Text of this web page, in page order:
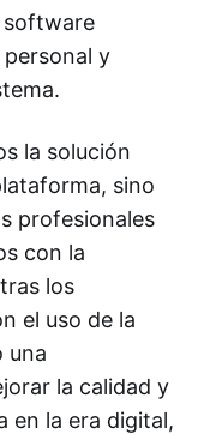
software
y
la solución
sino
profesionales
con la
los
el uso de la
una
la calidad y
en la era digital,